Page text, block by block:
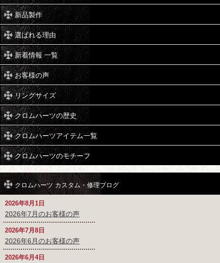
新品製作
選ばれる理由
新着情報 一覧
お客様の声
リングサイズ
クロムハーツの歴史
クロムハーツアイテム一覧
クロムハーツのモチーフ
クロムハーツ カスタム・修理ブログ
2026年8月1日
2026年7月のお客様の声
2026年7月8日
2026年6月のお客様の声
2026年6月4日